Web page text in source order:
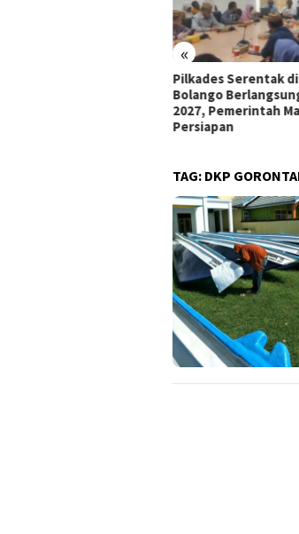
«
Pilkades Serentak
Bolango
2027, Pemerintah
Persiapan
TAG: DKP